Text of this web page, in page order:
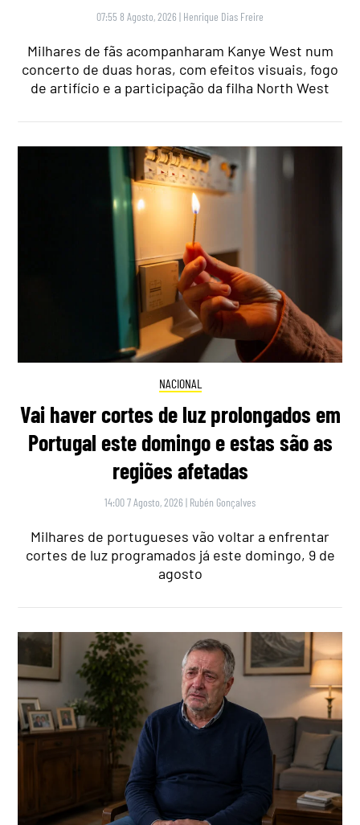
07:55 8 Agosto, 2026 | Henrique Dias Freire
Milhares de fãs acompanharam Kanye West num
concerto de duas horas, com efeitos visuais, fogo
de artifício e a participação da filha North West
NACIONAL
Vai haver cortes de luz prolongados em
Portugal este domingo e estas são as
regiões afetadas
14:00 7 Agosto, 2026 | Rubén Gonçalves
Milhares de portugueses vão voltar a enfrentar
cortes de luz programados já este domingo, 9 de
agosto